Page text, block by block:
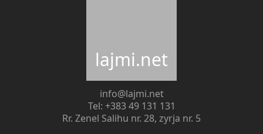
lajmi.net
info@lajmi.net
Tel: +383 49 131 131
Rr. Zenel Salihu nr. 28, zyrja nr. 5